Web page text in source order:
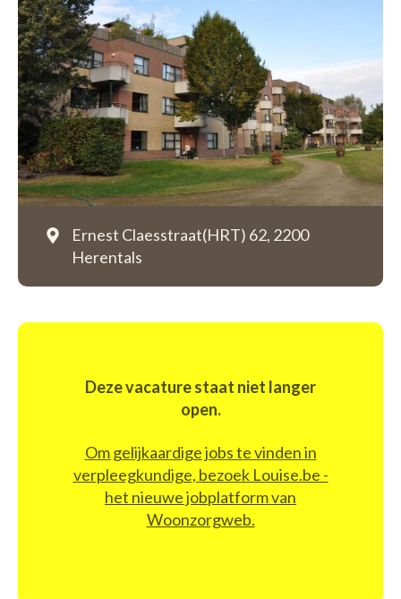
Ernest Claesstraat(HRT) 62, 2200
Herentals
Deze vacature staat niet langer
open.
Om gelijkaardige jobs te vinden in
verpleegkundige, bezoek Louise.be -
het nieuwe jobplatform van
Woonzorgweb.